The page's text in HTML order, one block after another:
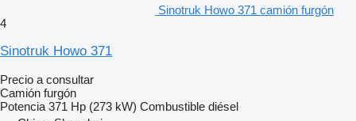
Sinotruk Howo 371 camión furgón
4
Sinotruk Howo 371
Precio a consultar
Camión furgón
Potencia 371 Hp (273 kW) Combustible diésel